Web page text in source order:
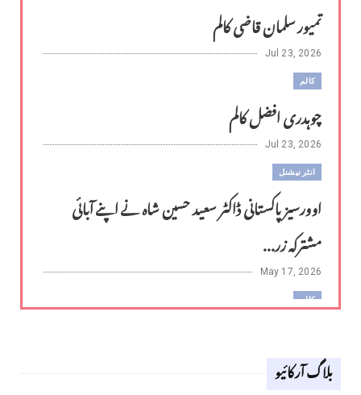
تمیور سلمان قاضی کالم
Jul 23, 2026
کالم
چوہدری افضل کالم
Jul 23, 2026
انٹر نیشنل
اوورسیز پاکستانی ڈاکٹر سعید حسین شاہ نے اپنے آبائی
مشترکہ زر...
May 17, 2026
کالم
Apr 18, 2026
بلاگ آرکائیو